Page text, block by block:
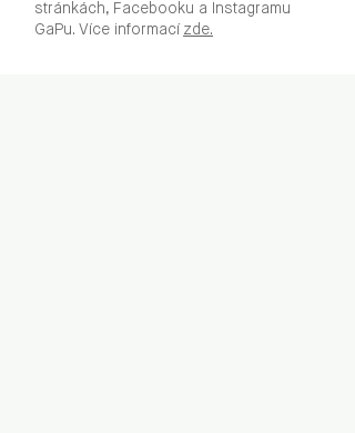
stránkách, Facebooku a Instagramu
GaPu. Více informací zde.